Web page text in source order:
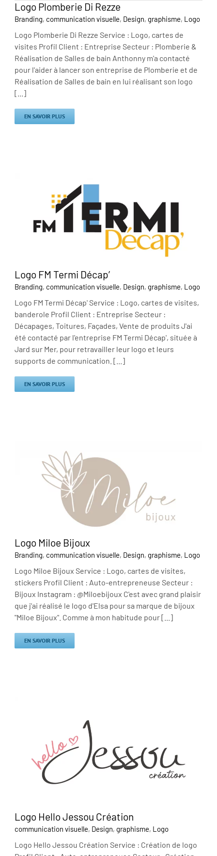
Logo Plomberie Di Rezze
Branding, communication visuelle, Design, graphisme, Logo
Logo Plomberie Di Rezze Service : Logo, cartes de
visites Profil Client : Entreprise Secteur : Plomberie &
Réalisation de Salles de bain Anthonny m'a contacté
pour l'aider à lancer son entreprise de Plomberie et de
Réalisation de Salles de bain en lui réalisant son logo
[...]
EN SAVOIR PLUS
Logo FM Termi Décap’
Branding, communication visuelle, Design, graphisme, Logo
Logo FM Termi Décap' Service : Logo, cartes de visites,
banderole Profil Client : Entreprise Secteur :
Décapages, Toitures, Façades, Vente de produits J'ai
été contacté par l'entreprise FM Termi Décap', située à
Jard sur Mer, pour retravailler leur logo et leurs
supports de communication. [...]
EN SAVOIR PLUS
Logo Miloe Bijoux
Branding, communication visuelle, Design, graphisme, Logo
Logo Miloe Bijoux Service : Logo, cartes de visites,
stickers Profil Client : Auto-entrepreneuse Secteur :
Bijoux Instagram : @Miloebijoux C'est avec grand plaisir
que j'ai réalisé le logo d'Elsa pour sa marque de bijoux
"Miloe Bijoux". Comme à mon habitude pour [...]
EN SAVOIR PLUS
Logo Hello Jessou Création
communication visuelle, Design, graphisme, Logo
Logo Hello Jessou Création Service : Création de logo